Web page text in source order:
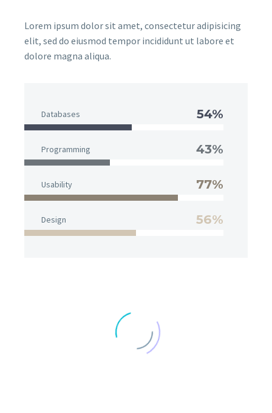
Lorem ipsum dolor sit amet, consectetur adipisicing
elit, sed do eiusmod tempor incididunt ut labore et
dolore magna aliqua.
Databases 54%
Programming 43%
Usability 77%
Design 56%